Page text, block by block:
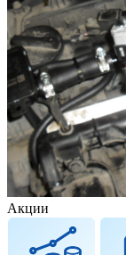
Акции